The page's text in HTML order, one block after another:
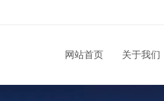
网站首页 关于我们